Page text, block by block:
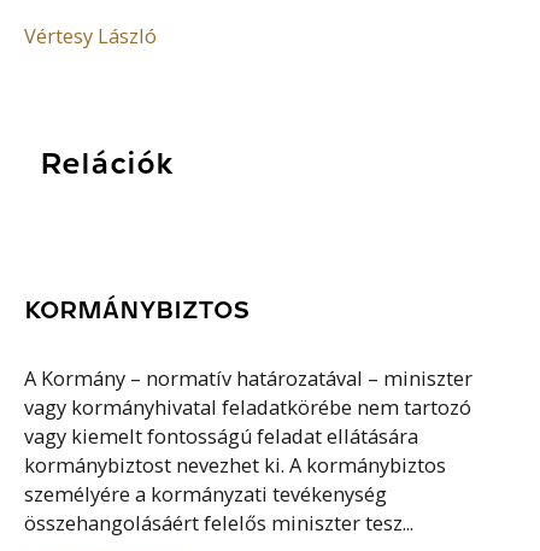
Vértesy László
Relációk
KORMÁNYBIZTOS
A Kormány – normatív határozatával – miniszter
vagy kormányhivatal feladatkörébe nem tartozó
vagy kiemelt fontosságú feladat ellátására
kormánybiztost nevezhet ki. A kormánybiztos
személyére a kormányzati tevékenység
összehangolásáért felelős miniszter tesz...